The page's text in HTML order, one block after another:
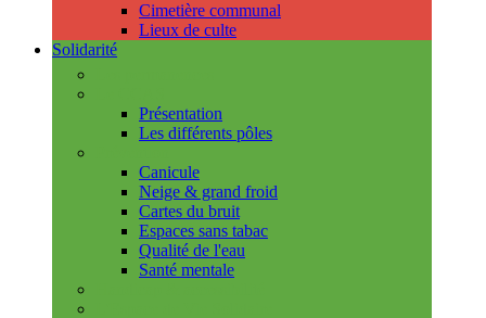
Cimetière communal
Lieux de culte
Solidarité
Présentation
Les différents pôles
Canicule
Neige & grand froid
Cartes du bruit
Espaces sans tabac
Qualité de l'eau
Santé mentale